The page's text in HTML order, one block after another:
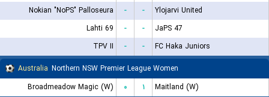
Nokian "NoPS" Palloseura - -
Ylojarvi United
Lahti 69
- -
JaPS 47
TPV II
- -
FC Haka Juniors
Australia Northern NSW Premier League Women
Broadmeadow Magic (W)
۰ ۱
Maitland (W)